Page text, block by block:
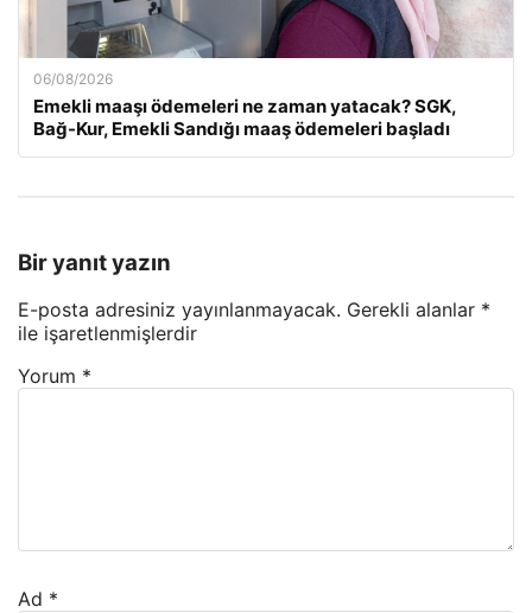
06/08/2026
Emekli maaşı ödemeleri ne zaman yatacak? SGK,
Bağ-Kur, Emekli Sandığı maaş ödemeleri başladı
Bir yanıt yazın
E-posta adresiniz yayınlanmayacak. Gerekli alanlar *
ile işaretlenmişlerdir
Yorum *
Ad *